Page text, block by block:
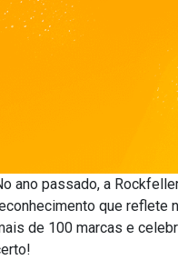
ano passado, a
que reflete
de 100 marcas e